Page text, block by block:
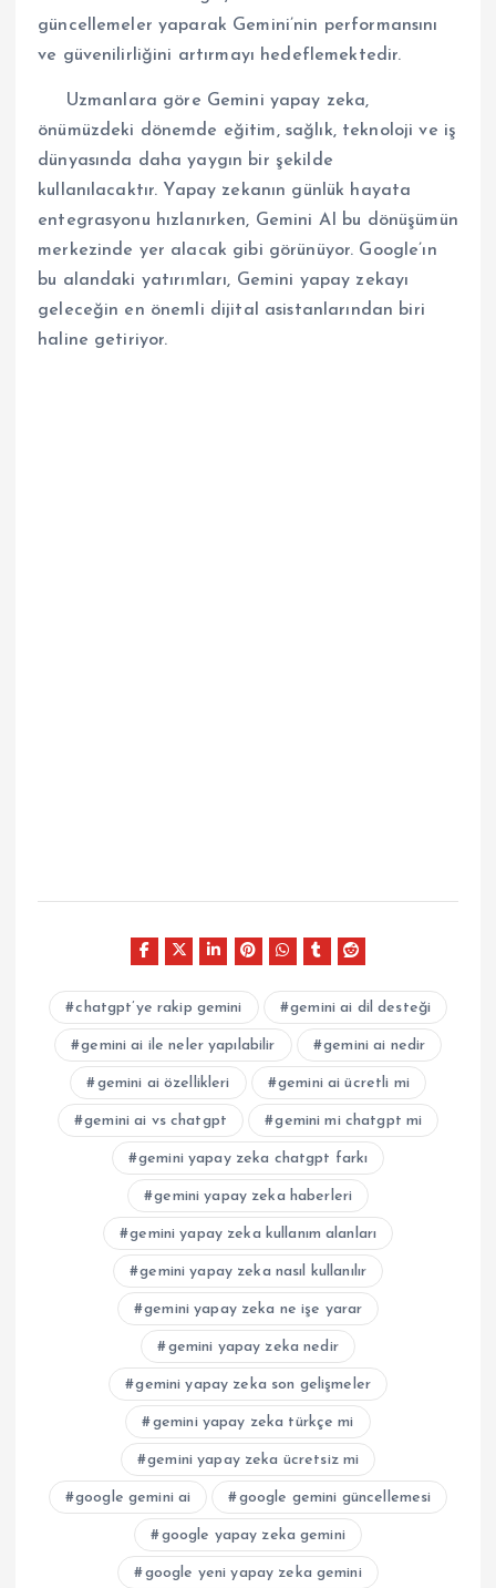
güncellemeler yaparak Gemini’nin performansını
ve güvenilirliğini artırmayı hedeflemektedir.
Uzmanlara göre Gemini yapay zeka,
önümüzdeki dönemde eğitim, sağlık, teknoloji ve iş
dünyasında daha yaygın bir şekilde
kullanılacaktır. Yapay zekanın günlük hayata
entegrasyonu hızlanırken, Gemini AI bu dönüşümün
merkezinde yer alacak gibi görünüyor. Google’ın
bu alandaki yatırımları, Gemini yapay zekayı
geleceğin en önemli dijital asistanlarından biri
haline getiriyor.
chatgpt’ye rakip gemini gemini ai dil desteği
gemini ai ile neler yapılabilir gemini ai nedir
gemini ai özellikleri gemini ai ücretli mi
gemini ai vs chatgpt gemini mi chatgpt mi
gemini yapay zeka chatgpt farkı
gemini yapay zeka haberleri
gemini yapay zeka kullanım alanları
gemini yapay zeka nasıl kullanılır
gemini yapay zeka ne işe yarar
gemini yapay zeka nedir
gemini yapay zeka son gelişmeler
gemini yapay zeka türkçe mi
gemini yapay zeka ücretsiz mi
google gemini ai google gemini güncellemesi
google yapay zeka gemini
google yeni yapay zeka gemini